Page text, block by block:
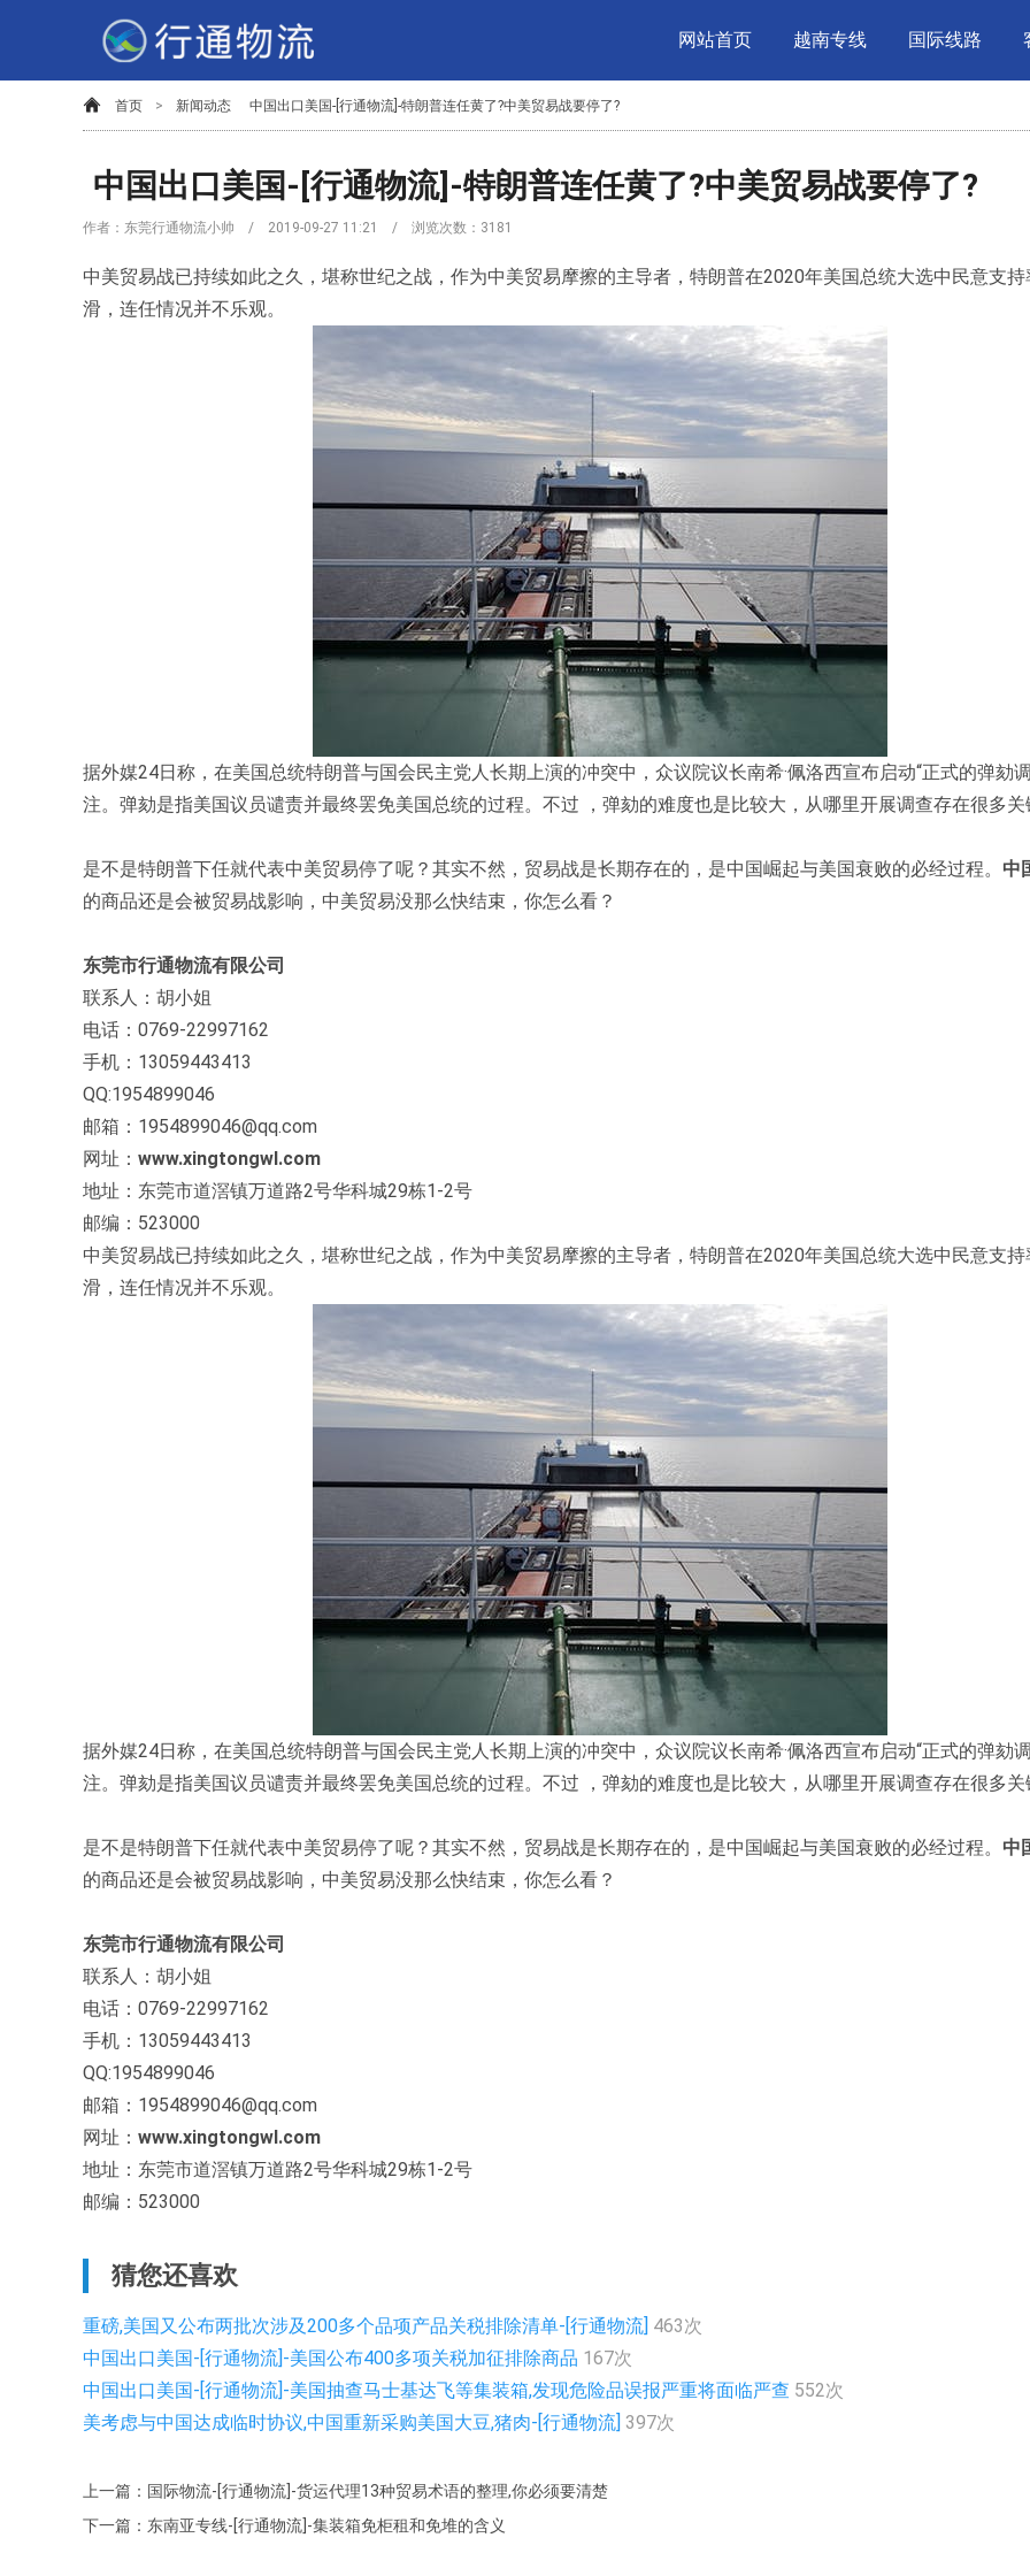
网站首页 越南专线 国际线路
首页 > 新闻动态 中国出口美国-[行通物流]-特朗普连任黄了?中美贸易战要停了?
中国出口美国-[行通物流]-特朗普连任黄了?中美贸易战要停了?
作者：东莞行通物流小帅 / 2019-09-27 11:21 / 浏览次数： 3181
中美贸易战已持续如此之久，堪称世纪之战，作为中美贸易摩擦的主导者，特朗普在2020年美国总统大选中民意支
滑，连任情况并不乐观。
据外媒24日称，在美国总统特朗普与国会民主党人长期上演的冲突中，众议院议长南希·佩洛西宣布启动“正式的弹劾
注。弹劾是指美国议员谴责并最终罢免美国总统的过程。不过 ，弹劾的难度也是比较大，从哪里开展调查存在很多
是不是特朗普下任就代表中美贸易停了呢？其实不然，贸易战是长期存在的，是中国崛起与美国衰败的必经过程。 中
的商品还是会被贸易战影响，中美贸易没那么快结束，你怎么看？
东莞市行通物流有限公司
联系人：胡小姐
电话：0769-22997162
手机：13059443413
QQ:1954899046
邮箱：1954899046@qq.com
网址： www.xingtongwl.com
地址：东莞市道滘镇万道路2号华科城29栋1-2号
邮编：523000
中美贸易战已持续如此之久，堪称世纪之战，作为中美贸易摩擦的主导者，特朗普在2020年美国总统大选中民意支
滑，连任情况并不乐观。
据外媒24日称，在美国总统特朗普与国会民主党人长期上演的冲突中，众议院议长南希·佩洛西宣布启动“正式的弹劾
注。弹劾是指美国议员谴责并最终罢免美国总统的过程。不过 ，弹劾的难度也是比较大，从哪里开展调查存在很多
是不是特朗普下任就代表中美贸易停了呢？其实不然，贸易战是长期存在的，是中国崛起与美国衰败的必经过程。 中
的商品还是会被贸易战影响，中美贸易没那么快结束，你怎么看？
东莞市行通物流有限公司
联系人：胡小姐
电话：0769-22997162
手机：13059443413
QQ:1954899046
邮箱：1954899046@qq.com
网址： www.xingtongwl.com
地址：东莞市道滘镇万道路2号华科城29栋1-2号
邮编：523000
猜您还喜欢
重磅,美国又公布两批次涉及200多个品项产品关税排除清单-[行通物流] 463次
中国出口美国-[行通物流]-美国公布400多项关税加征排除商品 167次
中国出口美国-[行通物流]-美国抽查马士基达飞等集装箱,发现危险品误报严重将面临严查 552次
美考虑与中国达成临时协议,中国重新采购美国大豆,猪肉-[行通物流] 397次
上一篇：国际物流-[行通物流]-货运代理13种贸易术语的整理,你必须要清楚
下一篇：东南亚专线-[行通物流]-集装箱免柜租和免堆的含义